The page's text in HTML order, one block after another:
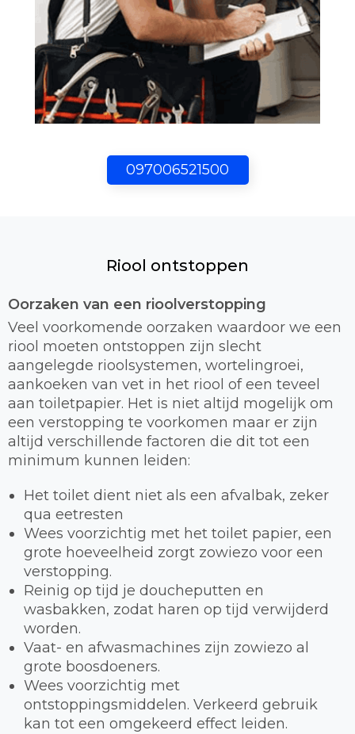
097006521500
Riool ontstoppen
Oorzaken van een rioolverstopping
Veel voorkomende oorzaken waardoor we een
riool moeten ontstoppen zijn slecht
aangelegde rioolsystemen, wortelingroei,
aankoeken van vet in het riool of een teveel
aan toiletpapier. Het is niet altijd mogelijk om
een verstopping te voorkomen maar er zijn
altijd verschillende factoren die dit tot een
minimum kunnen leiden:
Het toilet dient niet als een afvalbak, zeker
qua eetresten
Wees voorzichtig met het toilet papier, een
grote hoeveelheid zorgt zowiezo voor een
verstopping.
Reinig op tijd je doucheputten en
wasbakken, zodat haren op tijd verwijderd
worden.
Vaat- en afwasmachines zijn zowiezo al
grote boosdoeners.
Wees voorzichtig met
ontstoppingsmiddelen. Verkeerd gebruik
kan tot een omgekeerd effect leiden.